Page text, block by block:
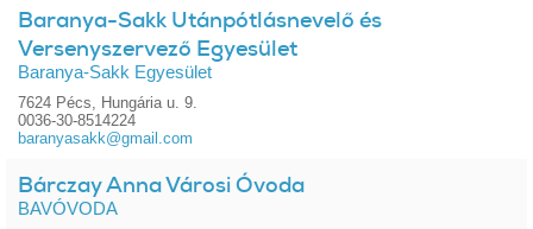
Baranya-Sakk Utánpótlásnevelő és
Versenyszervező Egyesület
Baranya-Sakk Egyesület
7624 Pécs, Hungária u. 9.
0036-30-8514224
baranyasakk@gmail.com
Bárczay Anna Városi Óvoda
BAVÓVODA